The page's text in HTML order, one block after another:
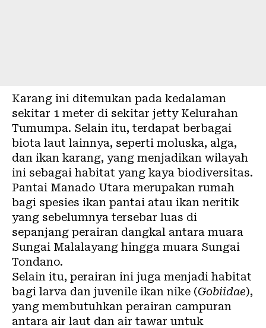
Karang ini ditemukan pada kedalaman
sekitar 1 meter di sekitar jetty Kelurahan
Tumumpa. Selain itu, terdapat berbagai
biota laut lainnya, seperti moluska, alga,
dan ikan karang, yang menjadikan wilayah
ini sebagai habitat yang kaya biodiversitas.
Pantai Manado Utara merupakan rumah
bagi spesies ikan pantai atau ikan neritik
yang sebelumnya tersebar luas di
sepanjang perairan dangkal antara muara
Sungai Malalayang hingga muara Sungai
Tondano.
Selain itu, perairan ini juga menjadi habitat
bagi larva dan juvenile ikan nike (Gobiidae),
yang membutuhkan perairan campuran
antara air laut dan air tawar untuk